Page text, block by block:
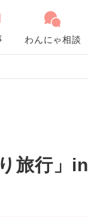
わんにゃ相談
旅行」in